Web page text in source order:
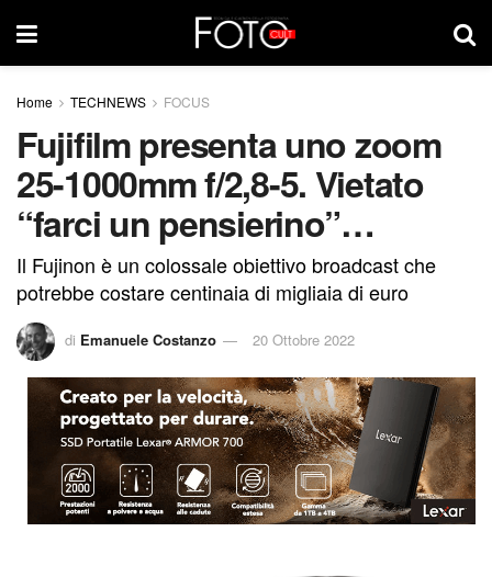
Home TECHNEWS FOCUS
Fujifilm presenta uno zoom
25-1000mm f/2,8-5. Vietato
“farci un pensierino”…
Il Fujinon è un colossale obiettivo broadcast che
potrebbe costare centinaia di migliaia di euro
di Emanuele Costanzo 20 Ottobre 2022